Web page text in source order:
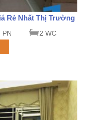
Rẻ Nhất Thị Trường
PN 2 WC